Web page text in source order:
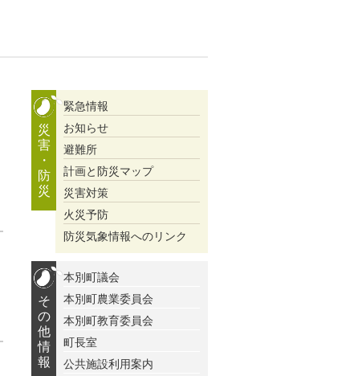
災
害
・
防
災
緊急情報
お知らせ
避難所
計画と防災マップ
災害対策
火災予防
防災気象情報へのリンク
そ
の
他
情
報
本別町議会
本別町農業委員会
本別町教育委員会
町長室
公共施設利用案内